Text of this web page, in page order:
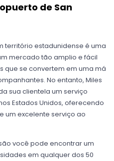
de San
território estadunidense é uma
mercado tão amplio e fácil
que se convertem em uma má
No entanto, Miles
sua clientela um serviço
Estados Unidos, oferecendo
um excelente serviço ao
você pode encontrar um
em qualquer dos 50